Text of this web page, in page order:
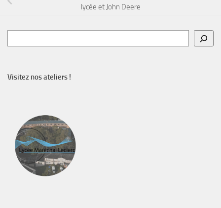
lycée et John Deere
Visitez nos ateliers !